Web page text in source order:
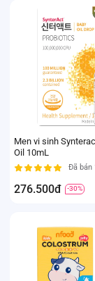
Men vi sinh
Oil 10mL
Đã bán
276.500đ -30%